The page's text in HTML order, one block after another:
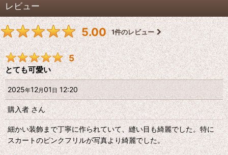
レビュー
5.00 1件のレビュー
5
とても可愛い
2025年12月01日12:20
購入者さん
細かい装飾まで丁寧に作られていて、縫い目も綺麗でした。特に
スカートのピンクフリルが写真より綺麗でした。